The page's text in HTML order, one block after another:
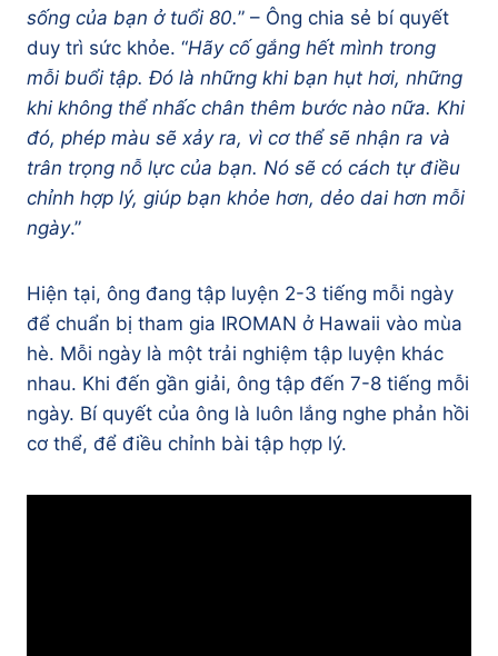
sống của bạn ở tuổi 80.” – Ông chia sẻ bí quyết
duy trì sức khỏe. “Hãy cố gắng hết mình trong
mỗi buổi tập. Đó là những khi bạn hụt hơi, những
khi không thể nhấc chân thêm bước nào nữa. Khi
đó, phép màu sẽ xảy ra, vì cơ thể sẽ nhận ra và
trân trọng nỗ lực của bạn. Nó sẽ có cách tự điều
chỉnh hợp lý, giúp bạn khỏe hơn, dẻo dai hơn mỗi
ngày.”
Hiện tại, ông đang tập luyện 2-3 tiếng mỗi ngày
để chuẩn bị tham gia IROMAN ở Hawaii vào mùa
hè. Mỗi ngày là một trải nghiệm tập luyện khác
nhau. Khi đến gần giải, ông tập đến 7-8 tiếng mỗi
ngày. Bí quyết của ông là luôn lắng nghe phản hồi
cơ thể, để điều chỉnh bài tập hợp lý.